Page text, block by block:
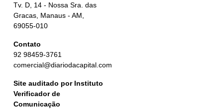
Tv. D, 14 - Nossa Sra. das
Gracas, Manaus - AM,
69055-010
Contato
92 98459-3761
comercial@diariodacapital.com
Site auditado por Instituto
Verificador de
Comunicação